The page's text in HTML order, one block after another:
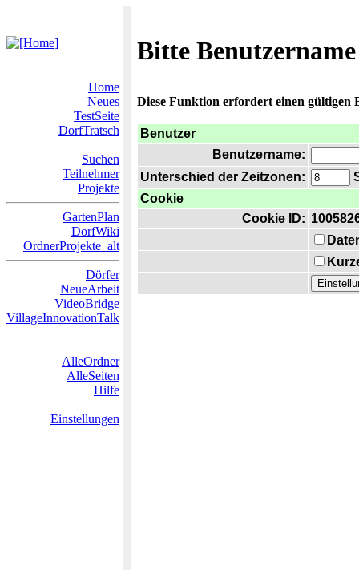
Bitte
Home
Neues
TestSeite
DorfTratsch
Suchen
Teilnehmer
Projekte
GartenPlan
DorfWiki
OrdnerProjekte_alt
Dörfer
NeueArbeit
VideoBridge
VillageInnovationTalk
AlleOrdner
AlleSeiten
Hilfe
Einstellungen
Diese Funktion erfordert einen gültigen
Benutzer
Benutzername:
Unterschied der Zeitzonen:
Cookie
Cookie ID: